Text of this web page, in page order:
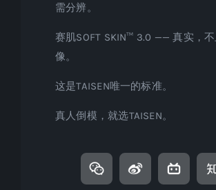
需分辨。
赛肌SOFT SKIN™ 3.0 —— 真实，
像。
这是TAISEN唯一的标准。
真人倒模，就选TAISEN。